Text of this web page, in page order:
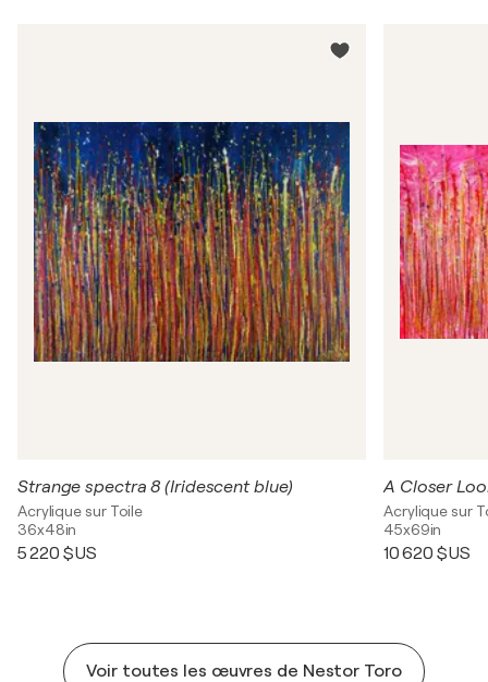
Strange spectra 8 (Iridescent blue)
Acrylique sur Toile
36x48in
5 220 $US
Acrylique sur
45x69in
10 620 $US
Voir toutes les œuvres de Nestor Toro